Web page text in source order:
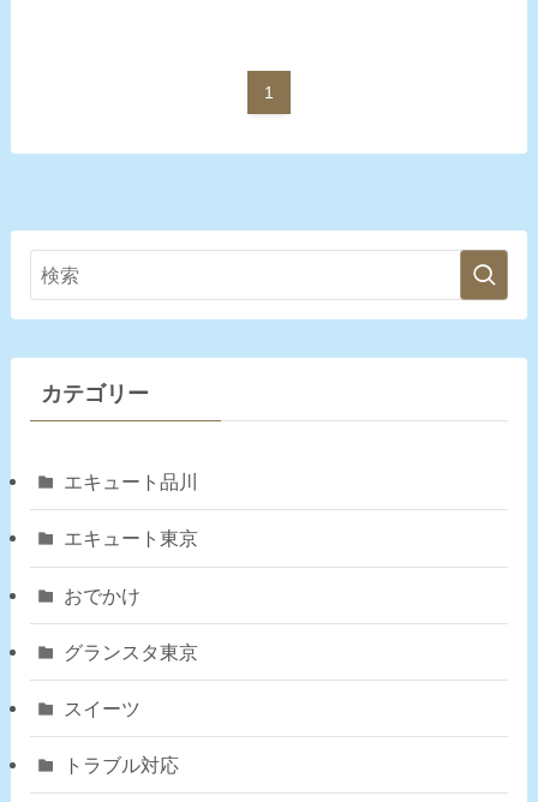
1
カテゴリー
エキュート品川
エキュート東京
おでかけ
グランスタ東京
スイーツ
トラブル対応